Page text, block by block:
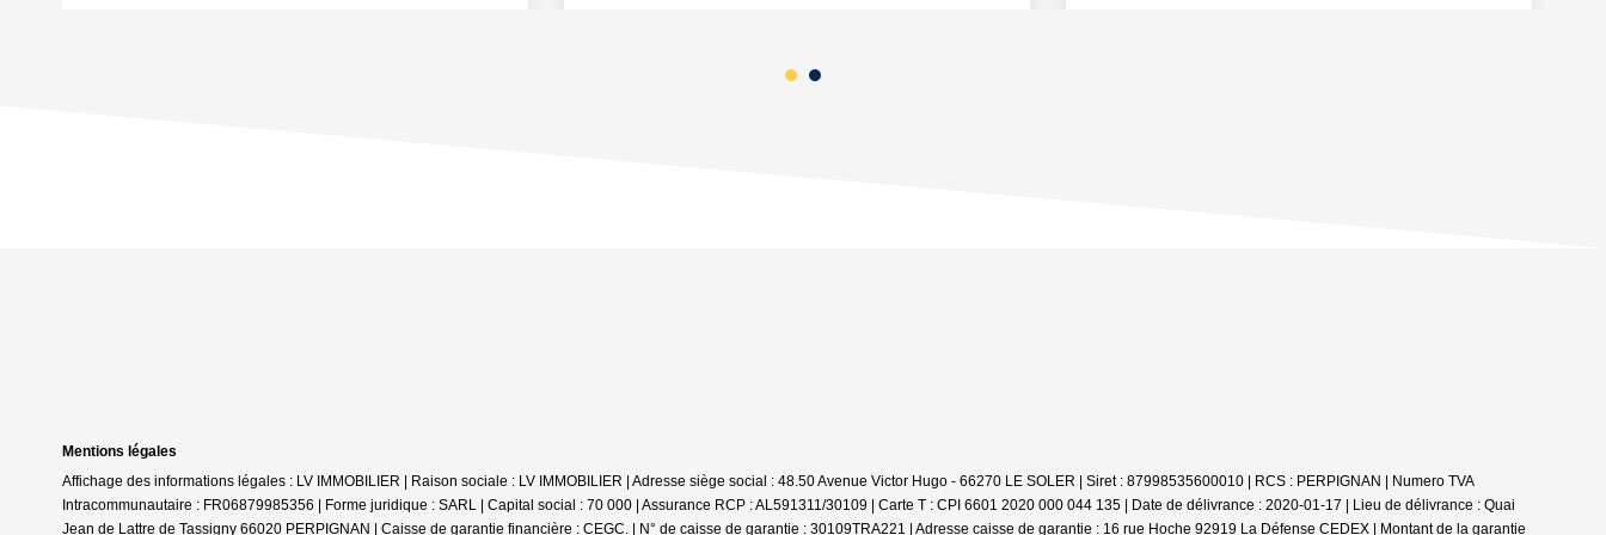
Mentions légales
Affichage des informations légales : LV IMMOBILIER | Raison sociale : LV IMMOBILIER | Adresse siège social : 48.50 Avenue Victor Hugo - 66270 LE SOLER | Siret : 87998535600010 | RCS : PERPIGNAN | Numero TVA
Intracommunautaire : FR06879985356 | Forme juridique : SARL | Capital social : 70 000 | Assurance RCP : AL591311/30109 | Carte T : CPI 6601 2020 000 044 135 | Date de délivrance : 2020-01-17 | Lieu de délivrance : Quai
Jean de Lattre de Tassigny 66020 PERPIGNAN | Caisse de garantie financière : CEGC. | N° de caisse de garantie : 30109TRA221 | Adresse caisse de garantie : 16 rue Hoche 92919 La Défense CEDEX | Montant de la garantie